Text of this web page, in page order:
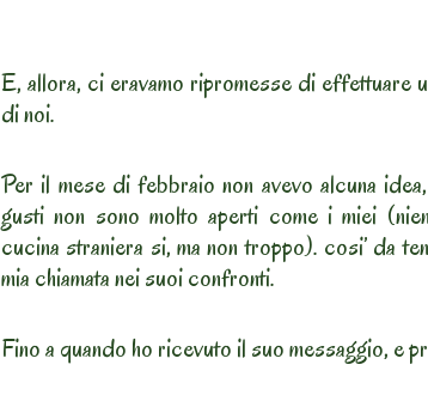
E, allora, ci eravamo ripromesse di effettuare
di noi.
Per il mese di febbraio non avevo alcuna
gusti non sono molto aperti come i miei
cucina straniera si, ma non troppo). cosi’ da
mia chiamata nei suoi confronti.
Fino a quando ho ricevuto il suo messaggio, e